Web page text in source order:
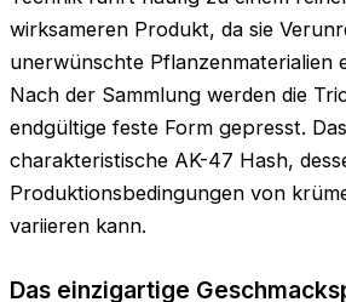
wirksameren Produkt, da sie
unerwünschte Pflanzenmaterialien
Nach der Sammlung werden die
endgültige feste Form gepresst.
charakteristische AK-47 Hash,
Produktionsbedingungen von
variieren kann.
Das einzigartige